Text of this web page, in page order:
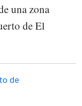
una zona
de El
de